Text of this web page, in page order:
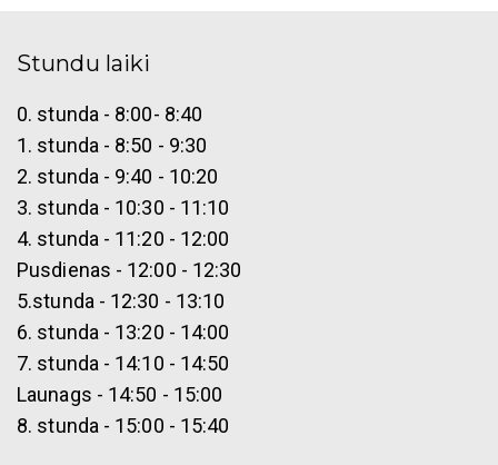
Stundu laiki
0. stunda - 8:00- 8:40
1. stunda - 8:50 - 9:30
2. stunda - 9:40 - 10:20
3. stunda - 10:30 - 11:10
4. stunda - 11:20 - 12:00
Pusdienas - 12:00 - 12:30
5.stunda - 12:30 - 13:10
6. stunda - 13:20 - 14:00
7. stunda - 14:10 - 14:50
Launags - 14:50 - 15:00
8. stunda - 15:00 - 15:40